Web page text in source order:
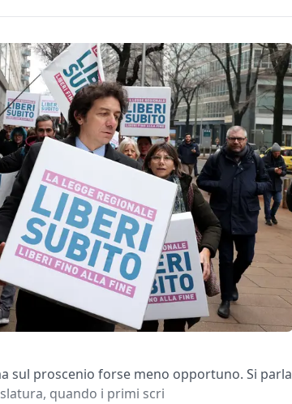
sul proscenio forse meno opportuno. Si parla
quando i primi scri